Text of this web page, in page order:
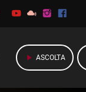
play_arrow ASCOLTA